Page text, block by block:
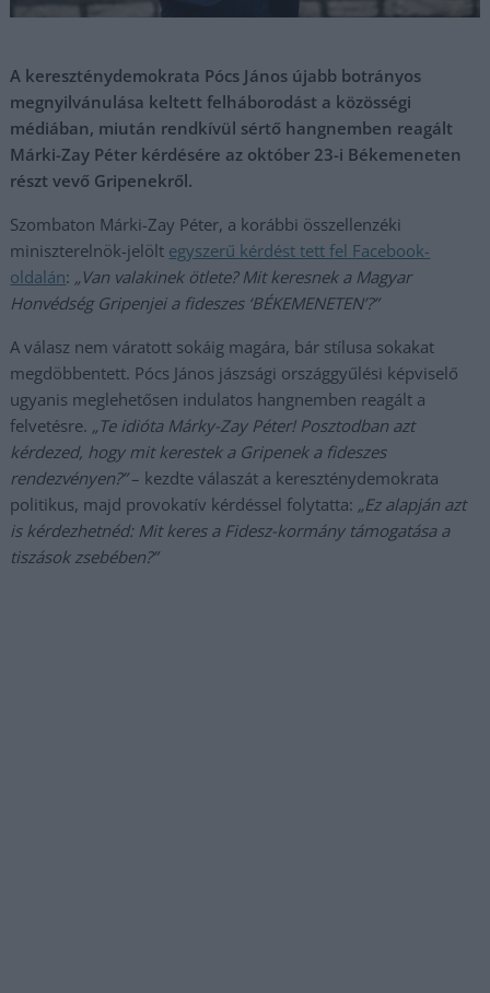
A kereszténydemokrata Pócs János újabb botrányos
megnyilvánulása keltett felháborodást a közösségi
médiában, miután rendkívül sértő hangnemben reagált
Márki-Zay Péter kérdésére az október 23-i Békemeneten
részt vevő Gripenekről.
Szombaton Márki-Zay Péter, a korábbi összellenzéki
miniszterelnök-jelölt egyszerű kérdést tett fel Facebook-
oldalán: „Van valakinek ötlete? Mit keresnek a Magyar
Honvédség Gripenjei a fideszes ‘BÉKEMENETEN’?”
A válasz nem váratott sokáig magára, bár stílusa sokakat
megdöbbentett. Pócs János jászsági országgyűlési képviselő
ugyanis meglehetősen indulatos hangnemben reagált a
felvetésre. „Te idióta Márky-Zay Péter! Posztodban azt
kérdezed, hogy mit kerestek a Gripenek a fideszes
rendezvényen?”– kezdte válaszát a kereszténydemokrata
politikus, majd provokatív kérdéssel folytatta: „Ez alapján azt
is kérdezhetnéd: Mit keres a Fidesz-kormány támogatása a
tiszások zsebében?”